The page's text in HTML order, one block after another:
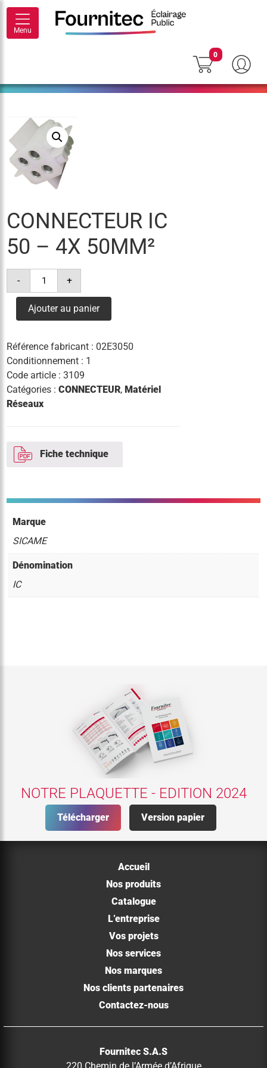
Menu
0
CONNECTEUR IC
50 – 4X 50MM²
-
quantité
connecteur
50
-
+
Ajouter au panier
Référence fabricant : 02E3050
Conditionnement : 1
Code article :3109
Catégories :CONNECTEUR,Matériel
Réseaux
Fiche technique
Marque
SICAME
Dénomination
IC
NOTRE PLAQUETTE - EDITION 2024
Télécharger Version papier
Accueil
Nos produits
Catalogue
L’entreprise
Vos projets
Nos services
Nos marques
Nos clients partenaires
Contactez-nous
Fournitec S.A.S